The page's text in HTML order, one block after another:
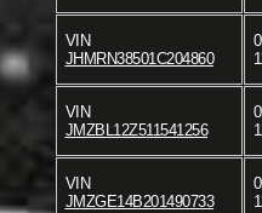
VIN
JHMRN38501C204860
VIN
JMZBL12Z511541256
VIN
JMZGE14B201490733